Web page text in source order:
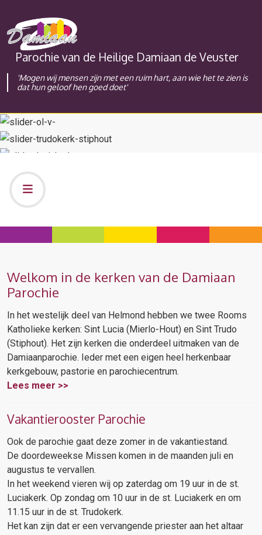
Parochie van de Heilige Damiaan de Veuster
'Mogen wij mensen zijn met een ruim hart, aan wie het te zien is
dat hun geloof hen goed doet'
Welkom in de kerken van de Damiaan
Parochie
In het westelijk deel van Helmond hebben we twee Rooms
Katholieke kerken: Sint Lucia (Mierlo-Hout) en Sint Trudo
(Stiphout). Het zijn kerken die onderdeel uitmaken van de
Damiaanparochie. Ieder met een eigen heel herkenbaar
kerkgebouw, pastorie en parochiecentrum.
Lees meer >>
Vakantierooster Parochie
Ook de parochie gaat deze zomer in de vakantiestand.
De doordeweekse Missen komen in de maanden juli en
augustus te vervallen.
In het weekend vieren wij op zaterdag om 19 uur in de st.
Luciakerk. Op zondag om 10 uur in de st. Luciakerk en om
11.15 uur in de st. Trudokerk.
Het kan zijn dat er een vervangende priester aan het altaar